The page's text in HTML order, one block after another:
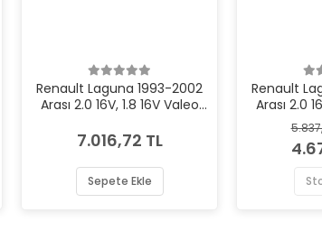
Renault Laguna 1993-2002
Arası 2.0 16V, 1.8 16V Valeo
7.016,72 TL
Sepete Ekle
Renault
Arası 2.0
Marka